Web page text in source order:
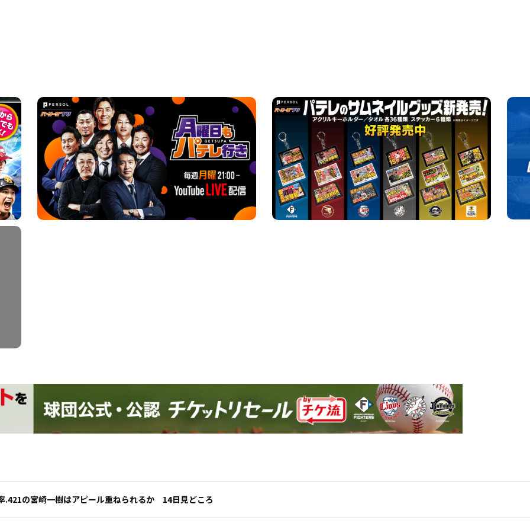
.421の宮崎一樹はアピール重ねられるか 14日見どころ